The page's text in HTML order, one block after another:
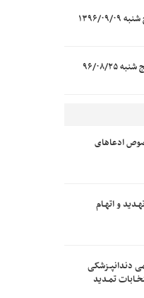
ادعاهای
و اتهـام
دندانپـزشکی
انتخـابات تمـدید